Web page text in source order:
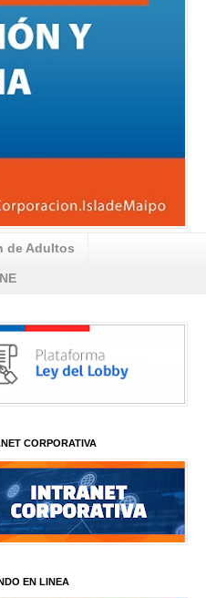
de Adultos
CORPORATIVA
EN LINEA